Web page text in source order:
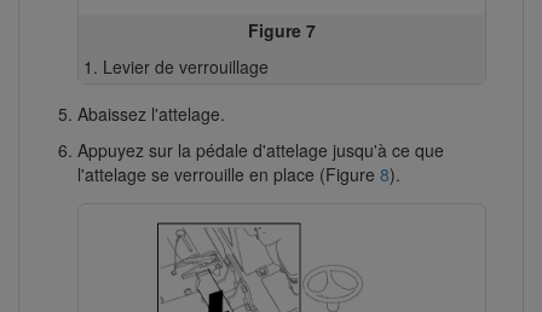
Figure 7
Levier de verrouillage
Abaissez l'attelage.
Appuyez sur la pédale d'attelage jusqu'à ce que
l'attelage se verrouille en place (Figure 8).